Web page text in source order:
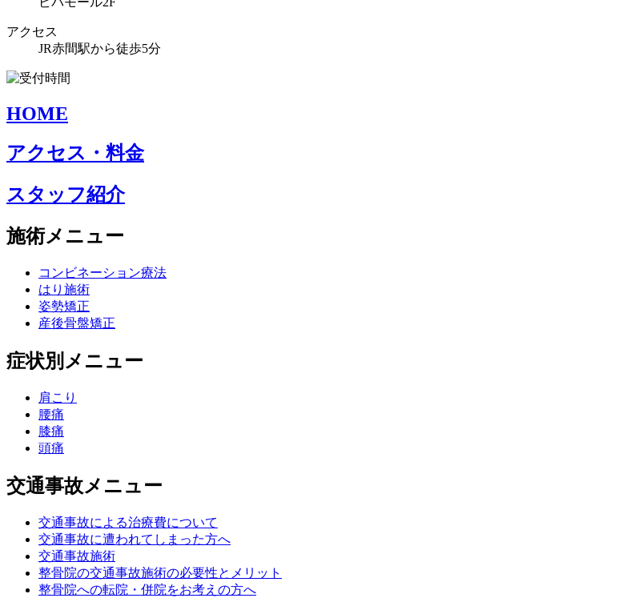
アクセス
JR赤間駅から徒歩5分
HOME
アクセス・料金
スタッフ紹介
施術メニュー
コンビネーション療法
はり施術
姿勢矯正
産後骨盤矯正
症状別メニュー
肩こり
腰痛
膝痛
頭痛
交通事故メニュー
交通事故による治療費について
交通事故に遭われてしまった方へ
交通事故施術
整骨院の交通事故施術の必要性とメリット
整骨院への転院・併院をお考えの方へ